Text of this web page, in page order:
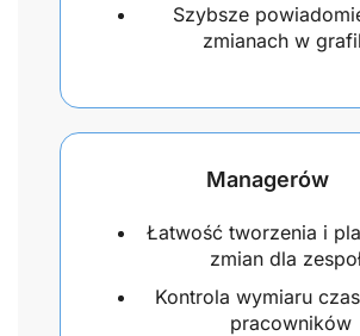
Szybsze
zmianach w
Managerów
Łatwość tworzenia i
zmian dla
Kontrola wymiaru
pracowników